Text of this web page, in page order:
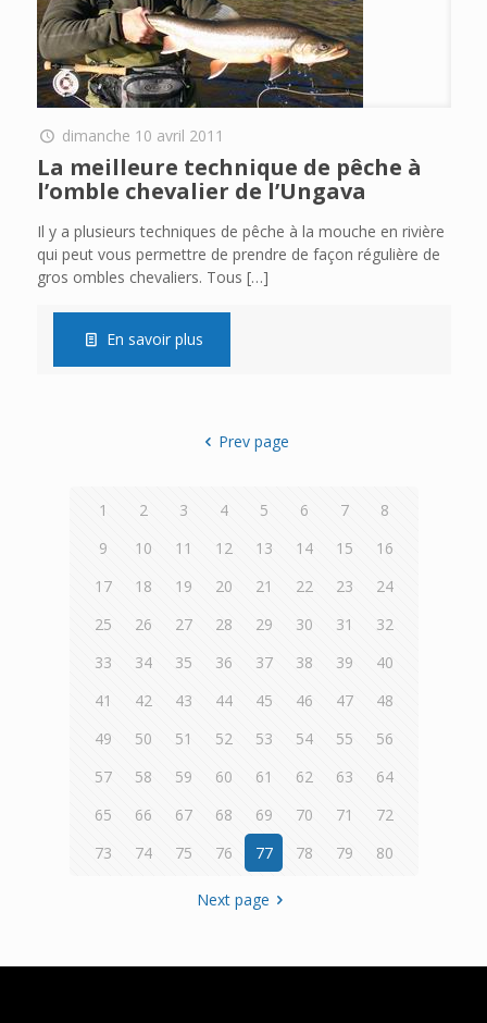
dimanche 10 avril 2011
La meilleure technique de pêche à
l’omble chevalier de l’Ungava
Il y a plusieurs techniques de pêche à la mouche en rivière
qui peut vous permettre de prendre de façon régulière de
gros ombles chevaliers. Tous […]
En savoir plus
Prev page
1 2 3 4 5 6 7
8
9
10 11 12 13 14 15
16
17
18 19 20 21 22 23
24
25
26 27 28 29 30 31
32
33
34 35 36 37 38 39
40
41
42 43 44 45 46 47
48
49
50 51 52 53 54 55
56
57
58 59 60 61 62 63
64
65
66 67 68 69 70 71
72
73
74 75 76 77 78 79 80
Next page